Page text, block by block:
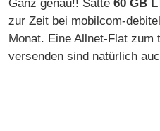
Ganz genau!! Satte 60 GB
zur Zeit bei mobilcom-
Monat. Eine Allnet-Flat zum
versenden sind natürlich